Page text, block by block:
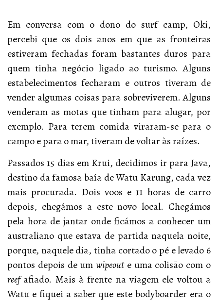
Em conversa com o dono do surf camp, Oki,
percebi que os dois anos em que as fronteiras
estiveram fechadas foram bastantes duros para
quem tinha negócio ligado ao turismo. Alguns
estabelecimentos fecharam e outros tiveram de
vender algumas coisas para sobreviverem. Alguns
venderam as motas que tinham para alugar, por
exemplo. Para terem comida viraram-se para o
campo e para o mar, tiveram de voltar às raízes.
Passados 15 dias em Krui, decidimos ir para Java,
destino da famosa baía de Watu Karung, cada vez
mais procurada. Dois voos e 11 horas de carro
depois, chegámos a este novo local. Chegámos
pela hora de jantar onde ficámos a conhecer um
australiano que estava de partida naquela noite,
porque, naquele dia, tinha cortado o pé e levado 6
pontos depois de umwipeoute uma colisão com o
reefafiado. Mais à frente na viagem ele voltou a
Watu e fiquei a saber que este bodyboarder era o